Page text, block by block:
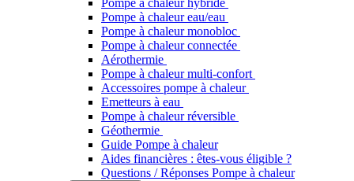
Pompe à chaleur hybride
Pompe à chaleur​ eau/eau
Pompe à chaleur monobloc
Pompe à chaleur connectée
Aérothermie
Pompe à chaleur multi-confort
Accessoires pompe à chaleur
Emetteurs à eau
Pompe à chaleur réversible
Géothermie
Guide Pompe à chaleur
Aides financières : êtes-vous éligible ?
Questions / Réponses Pompe à chaleur